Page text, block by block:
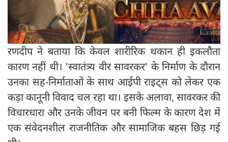
रणदीप ने बताया कि केवल शारीरिक थकान ही इकलौता
कारण नहीं थी। 'स्वातंत्र्य वीर सावरकर' के निर्माण के दौरान
उनका सह-निर्माताओं के साथ आईपी राइट्स को लेकर एक
कड़ा कानूनी विवाद चल रहा था। इसके अलावा, सावरकर की
विचारधारा और उनके जीवन पर बनी फिल्म के कारण देश में
एक संवेदनशील राजनीतिक और सामाजिक बहस छिड़ गई